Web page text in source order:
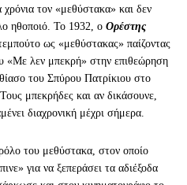
χρόνια τον «μεθύστακα» και δεν
ηθοποιό. Το 1932, ο Ορέστης
ως «μεθύστακας» παίζοντας
«Με λεν μπεκρή» στην επιθεώρηση
του Σπύρου Πατρίκιου στο
μπεκρήδες και αν δικάσουνε,
διαχρονική μέχρι σήμερα.
του μεθύστακα, στον οποίο
για να ξεπεράσει τα αδιέξοδα